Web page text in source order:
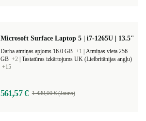
Microsoft Surface Laptop 5 | i7-1265U | 13.5"
Darba atmiņas apjoms 16.0 GB +1
Atmiņas vieta 256
GB +2 Tastatūras izkārtojums UK (Lielbritānijas angļu)
+15
561,57 € 1 439,00 € (Jauns)